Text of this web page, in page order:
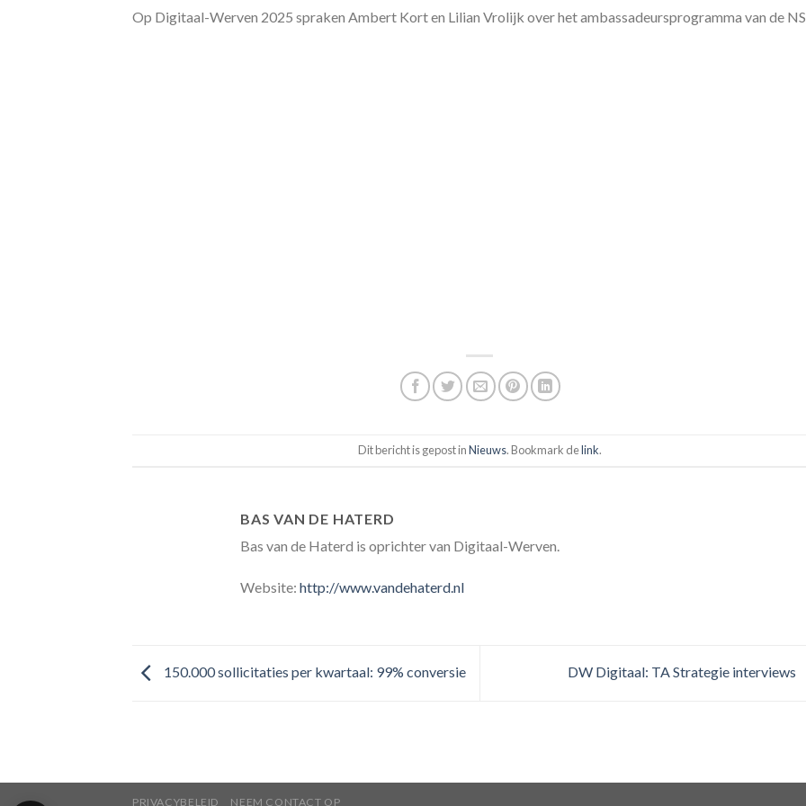
Op Digitaal-Werven 2025 spraken Ambert Kort en Lilian Vrolijk over het ambassadeursprogramma van de
Dit bericht is gepost inNieuws. Bookmark delink.
BAS VAN DE HATERD
Bas van de Haterd is oprichter van Digitaal-Werven.
Website: http://www.vandehaterd.nl
150.000 sollicitaties per kwartaal: 99% conversie DW Digitaal: TA Strategie interviews
PRIVACYBELEID NEEM CONTACT OP